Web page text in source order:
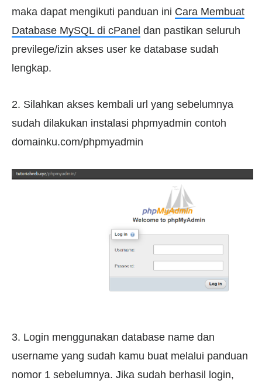
maka dapat mengikuti panduan ini Cara Membuat
Database MySQL di cPanel dan pastikan seluruh
previlege/izin akses user ke database sudah
lengkap.
2. Silahkan akses kembali url yang sebelumnya
sudah dilakukan instalasi phpmyadmin contoh
domainku.com/phpmyadmin
3. Login menggunakan database name dan
username yang sudah kamu buat melalui panduan
nomor 1 sebelumnya. Jika sudah berhasil login,